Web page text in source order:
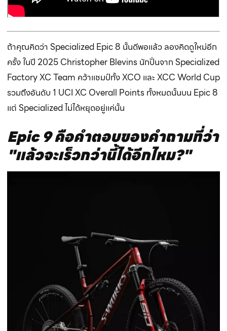
ถ้าคุณคิดว่า Specialized Epic 8 นั้นดีพอแล้ว ลองคิดดูใหม่อีก
ครั้ง ในปี 2025 Christopher Blevins นักปั่นจาก Specialized
Factory XC Team คว้าแชมป์ทั้ง XCO และ XCC World Cup
รวมถึงอันดับ 1 UCI XC Overall Points ทั้งหมดนั้นบน Epic 8
แต่ Specialized ไม่ได้หยุดอยู่แค่นั้น
Epic 9 คือคำตอบของคำถามที่ว่า
"แล้วจะเร็วกว่านี้ได้อีกไหม?"